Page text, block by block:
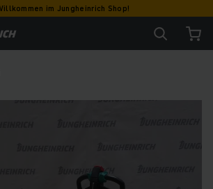
im Jungheinrich Shop!